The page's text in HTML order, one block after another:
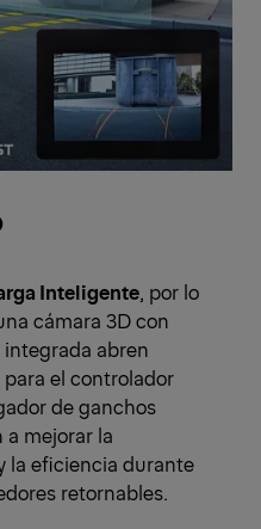
Inteligente, por lo
cámara 3D con
abren
el controlador
de ganchos
a mejorar la
la eficiencia durante
retornables.